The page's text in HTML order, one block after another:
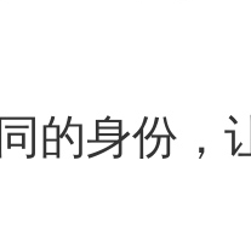
的身份，